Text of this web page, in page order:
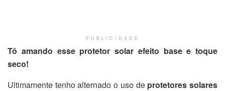
PUBLICIDADE
Tô amando esse protetor solar efeito base e toque
seco!
Ultimamente tenho alternado o uso de protetores solares